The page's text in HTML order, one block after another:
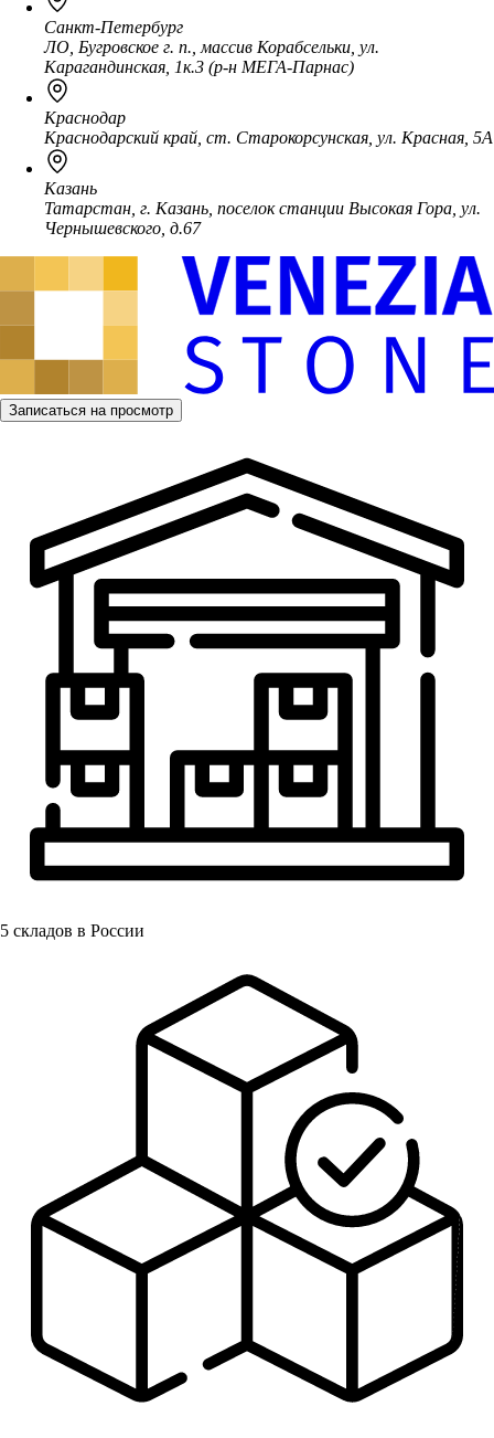
Санкт-Петербург
ЛО, Бугровское г. п., массив Корабсельки, ул.
Карагандинская, 1к.3 (р-н МЕГА-Парнас)
Краснодар
Краснодарский край, ст. Старокорсунская, ул. Красная, 5А
Казань
Татарстан, г. Казань, поселок станции Высокая Гора, ул.
Чернышевского, д.67
Записаться на просмотр
5 складов в России